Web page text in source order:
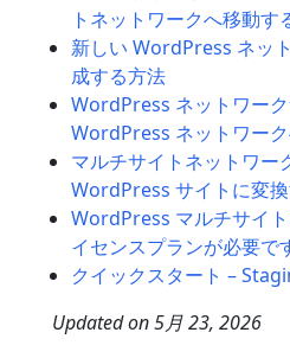
トネットワークへ移動す
新しい WordPress ネッ
成する方法
WordPress ネットワー
WordPress ネットワー
マルチサイトネットワー
WordPress サイトに変
WordPress マルチサイ
イセンスプランが必要で
クイックスタート –
Updated on5月 23, 2026